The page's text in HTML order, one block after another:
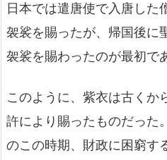
日本では遣唐使で入唐した
袈裟を賜ったが、帰国後に
袈裟を賜わったのが最初で
このように、紫衣は古くか
許により賜ったものだった
のこの時期、財政に困窮す